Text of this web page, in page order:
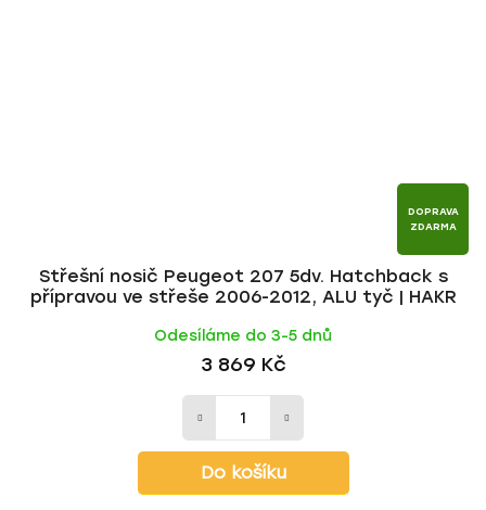
DOPRAVA
ZDARMA
Střešní nosič Peugeot 207 5dv. Hatchback s
přípravou ve střeše 2006-2012, ALU tyč | HAKR
Odesíláme do 3-5 dnů
3 869 Kč
Do košíku